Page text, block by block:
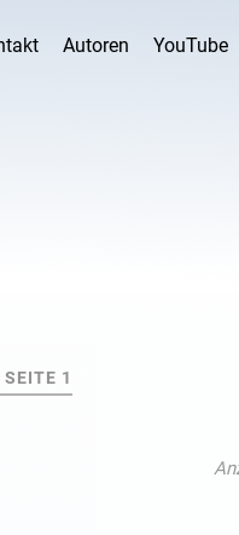
Autoren YouTube
SEITE 1